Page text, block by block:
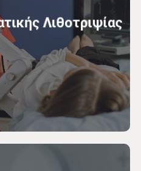
Λιθοτριψίας